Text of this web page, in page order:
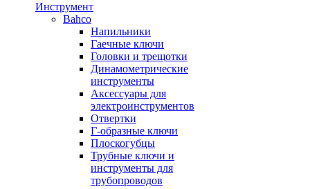
Инструмент
Bahco
Напильники
Гаечные ключи
Головки и трещотки
Динамометрические
инструменты
Аксессуары для
электроинструментов
Отвертки
Г-образные ключи
Плоскогубцы
Трубные ключи и
инструменты для
трубопроводов